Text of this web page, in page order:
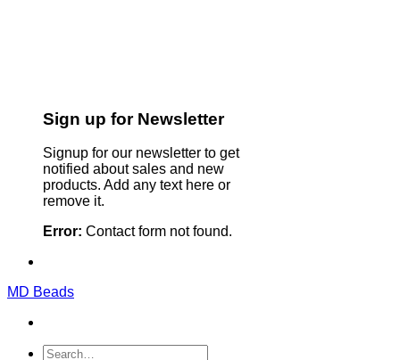
Sign up for Newsletter
Signup for our newsletter to get
notified about sales and new
products. Add any text here or
remove it.
Error: Contact form not found.
MD Beads
Search